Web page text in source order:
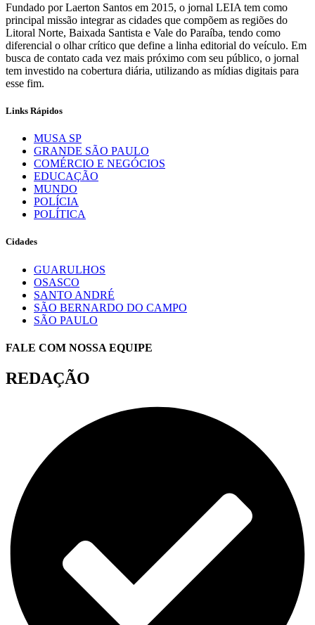
Fundado por Laerton Santos em 2015, o jornal LEIA tem como
principal missão integrar as cidades que compõem as regiões do
Litoral Norte, Baixada Santista e Vale do Paraíba, tendo como
diferencial o olhar crítico que define a linha editorial do veículo. Em
busca de contato cada vez mais próximo com seu público, o jornal
tem investido na cobertura diária, utilizando as mídias digitais para
esse fim.
Links Rápidos
MUSA SP
GRANDE SÃO PAULO
COMÉRCIO E NEGÓCIOS
EDUCAÇÃO
MUNDO
POLÍCIA
POLÍTICA
Cidades
GUARULHOS
OSASCO
SANTO ANDRÉ
SÃO BERNARDO DO CAMPO
SÃO PAULO
FALE COM NOSSA EQUIPE
REDAÇÃO